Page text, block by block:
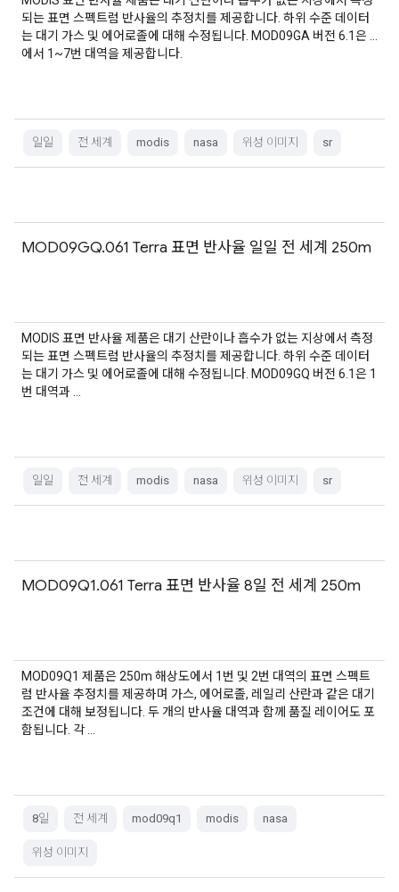
되는 표면 스펙트럼 반사율의 추정치를 제공합니다. 하위 수준 데이터
는 대기 가스 및 에어로졸에 대해 수정됩니다. MOD09GA 버전 6.1은 …
에서 1~7번 대역을 제공합니다.
일일 전 세계 modis nasa 위성 이미지 sr
MOD09GQ.061 Terra 표면 반사율 일일 전 세계 250m
MODIS 표면 반사율 제품은 대기 산란이나 흡수가 없는 지상에서 측정
되는 표면 스펙트럼 반사율의 추정치를 제공합니다. 하위 수준 데이터
는 대기 가스 및 에어로졸에 대해 수정됩니다. MOD09GQ 버전 6.1은 1
번 대역과 …
일일 전 세계 modis nasa 위성 이미지 sr
MOD09Q1.061 Terra 표면 반사율 8일 전 세계 250m
MOD09Q1 제품은 250m 해상도에서 1번 및 2번 대역의 표면 스펙트
럼 반사율 추정치를 제공하며 가스, 에어로졸, 레일리 산란과 같은 대기
조건에 대해 보정됩니다. 두 개의 반사율 대역과 함께 품질 레이어도 포
함됩니다. 각 …
8일 전 세계 mod09q1 modis nasa
위성 이미지